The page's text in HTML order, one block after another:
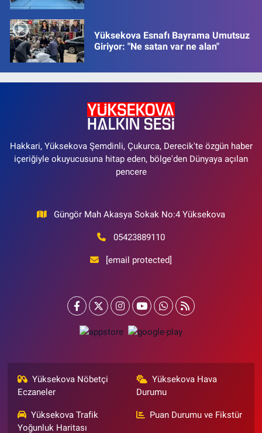
Yüksekova Esnafı Bayrama Umutsuz
Giriyor: "Ne satan var ne alan"
Hakkari, Yüksekova Şemdinli, Çukurca, Derecik'te özgün haber
içeriğiyle okuyucusuna hitap eden, bölge'den Dünyaya açılan
pencere
Güngör Mah Akasya Sokak No:4 Yüksekova
05423889110
[email protected]
Yüksekova Nöbetçi
Eczaneler
Yüksekova Hava
Durumu
Yüksekova Trafik
Yoğunluk Haritası
Puan Durumu ve Fikstür